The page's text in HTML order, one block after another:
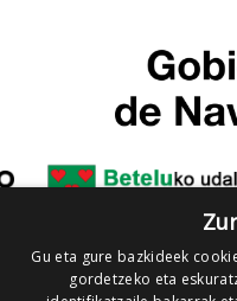
Gu eta gure bazkideek
gordetzeko eta